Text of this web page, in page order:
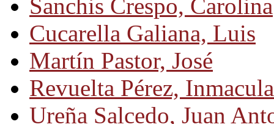
Sanchis Crespo, Carolina
Cucarella Galiana, Luis
Martín Pastor, José
Revuelta Pérez,
Ureña Salcedo, Juan